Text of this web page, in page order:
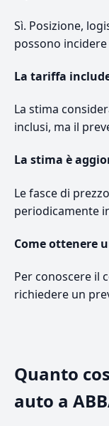
Sì. Posizione,
possono
La tariffa
La stima
inclusi, ma il
La stima è
Le fasce di
periodicamente
Come ottenere
Per conoscere il
richiedere un
Quanto
auto a